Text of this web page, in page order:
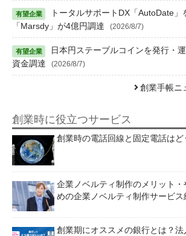
トータルサポートDX「AutoDate」
「Marsdy」が4億円調達
(2026/8/7)
日本円ステーブルコインを発行・
資金調達
(2026/8/7)
創業手帳ニ
創業時に役立つサービス
創業時の電話回線と固定電話はど
企業ノベルティ制作のメリット
めの企業ノベルティ制作サービス
創業期にオススメの銀行とは？